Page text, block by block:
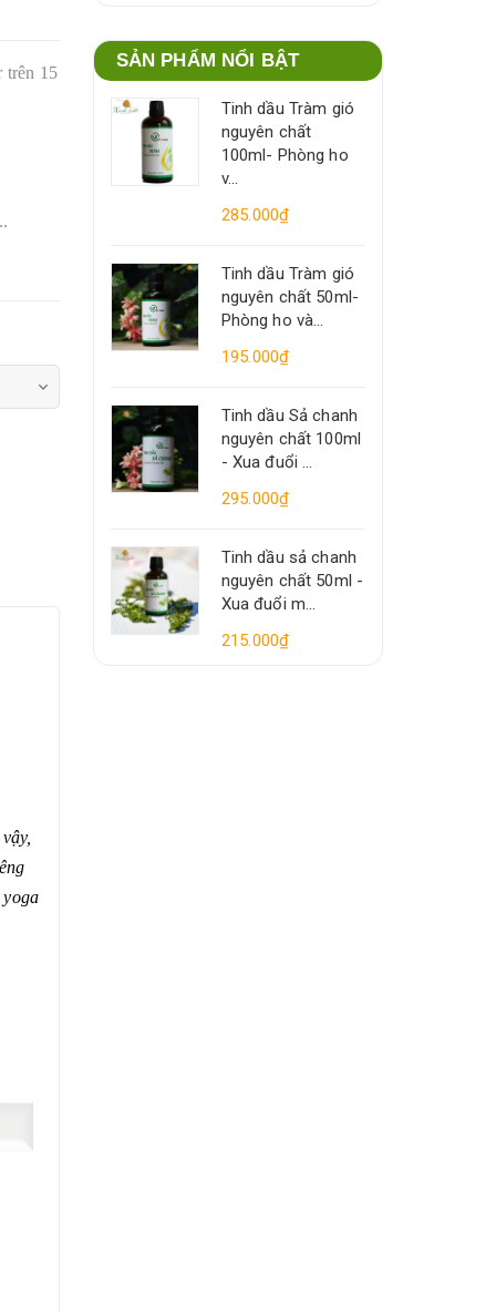
trên 15
SẢN PHẨM NỔI BẬT
Tinh dầu Tràm gió
nguyên chất
100ml- Phòng ho
v...
285.000₫
Tinh dầu Tràm gió
nguyên chất 50ml-
Phòng ho và...
195.000₫
Tinh dầu Sả chanh
nguyên chất 100ml
- Xua đuổi ...
295.000₫
Tinh dầu sả chanh
nguyên chất 50ml -
Xua đuổi m...
215.000₫